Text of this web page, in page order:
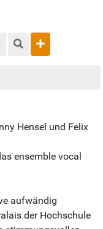
Hensel und Felix
ensemble vocal
aufwändig
der Hochschule